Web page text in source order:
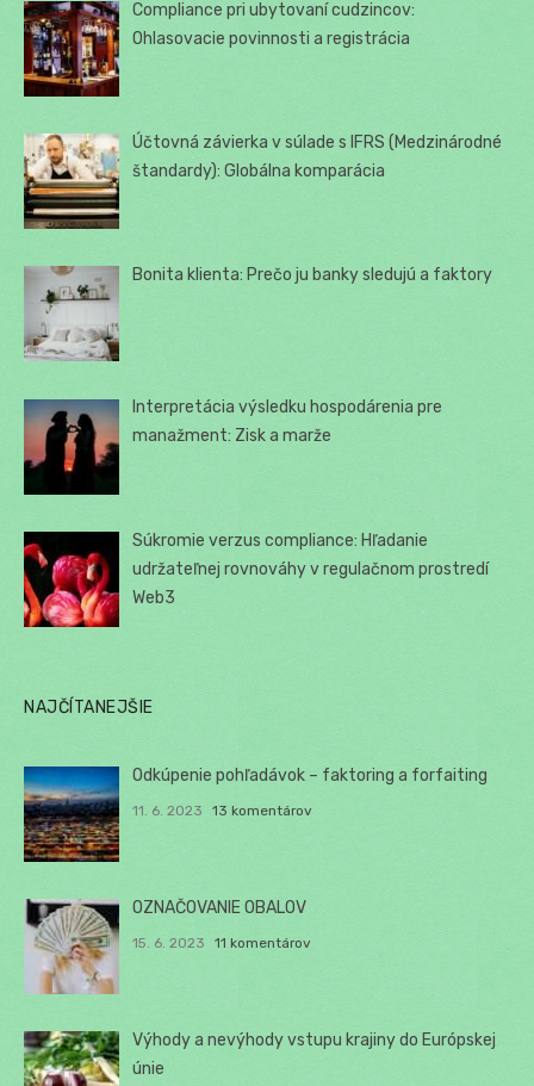
Compliance pri ubytovaní cudzincov:
Ohlasovacie povinnosti a registrácia
Účtovná závierka v súlade s IFRS (Medzinárodné
štandardy): Globálna komparácia
Bonita klienta: Prečo ju banky sledujú a faktory
Interpretácia výsledku hospodárenia pre
manažment: Zisk a marže
Súkromie verzus compliance: Hľadanie
udržateľnej rovnováhy v regulačnom prostredí
Web3
NAJČÍTANEJŠIE
Odkúpenie pohľadávok – faktoring a forfaiting
11. 6. 2023 13 komentárov
OZNAČOVANIE OBALOV
15. 6. 2023 11 komentárov
Výhody a nevýhody vstupu krajiny do Európskej
únie